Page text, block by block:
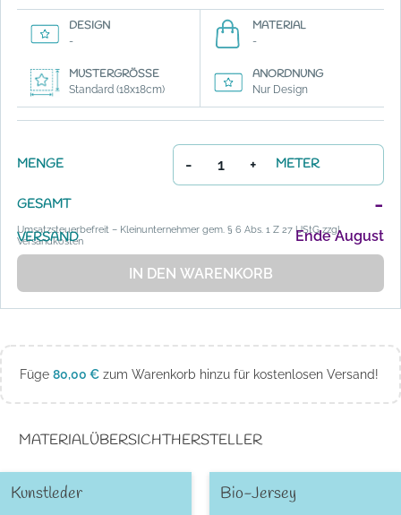
DESIGN
-
MATERIAL
-
MUSTERGRÖSSE
Standard (18x18cm)
ANORDNUNG
Nur Design
MENGE - + METER
GESAMT -
Umsatzsteuerbefreit – Kleinunternehmer gem. § 6 Abs. 1 Z 27 UStG zzgl.
Versandkosten
VERSAND Ende August
IN DEN WARENKORB
Füge 80,00 € zum Warenkorb hinzu für kostenlosen Versand!
MATERIALÜBERSICHTHERSTELLER
Kunstleder Bio-Jersey